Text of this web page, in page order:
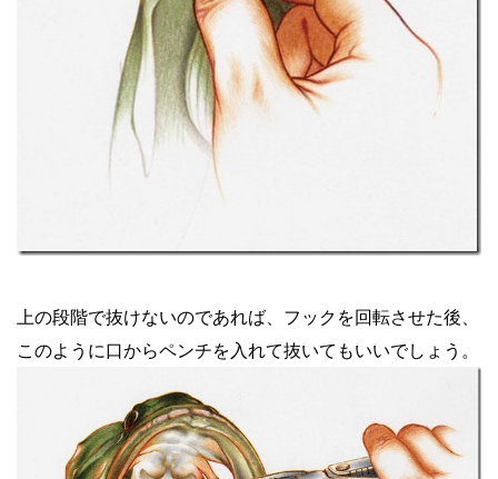
上の段階で抜けないのであれば、フックを回転させた後、
このように口からペンチを入れて抜いてもいいでしょう。